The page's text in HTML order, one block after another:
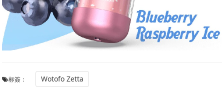
标簽： Wotofo Zetta